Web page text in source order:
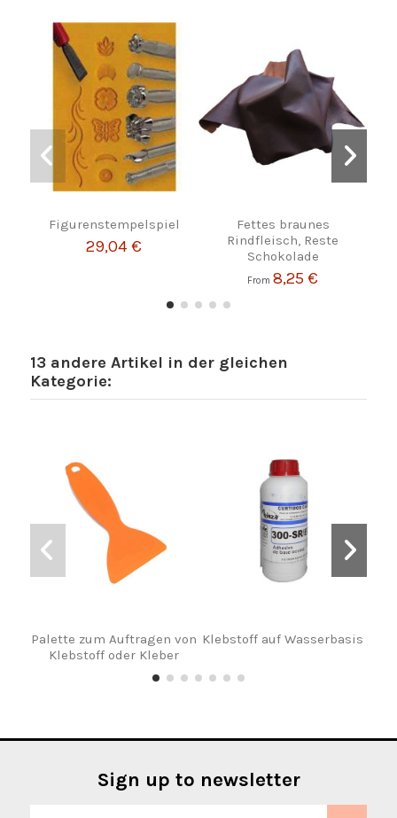
Figurenstempelspiel
29,04 €
Fettes braunes
Rindfleisch, Reste
Schokolade
From8,25 €
13 andere Artikel in der gleichen
Kategorie:
Palette zum Auftragen von
Klebstoff oder Kleber
Klebstoff auf Wasserbasis
Sign up to newsletter